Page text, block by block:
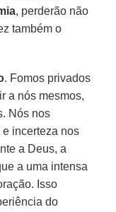
, perderão não
também o
. Fomos privados
a nós mesmos,
Nós nos
incerteza nos
a Deus, a
a uma intensa
Isso
do